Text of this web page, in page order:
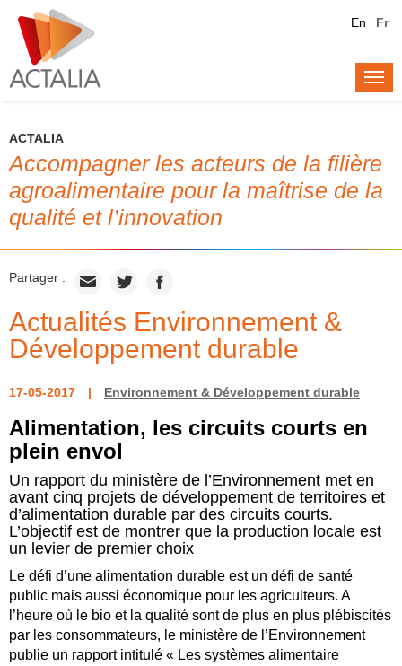
Fr
En
ACTALIA
Accompagner les acteurs de la filière
agroalimentaire pour la maîtrise de la
qualité et l’innovation
Partager :
Actualités Environnement &
Développement durable
17-05-2017 Environnement & Développement durable
​Alimentation, les circuits courts en
plein envol
Un rapport du ministère de l’Environnement met en
avant cinq projets de développement de territoires et
d’alimentation durable par des circuits courts.
L’objectif est de montrer que la production locale est
un levier de premier choix
Le défi d’une alimentation durable est un défi de santé
public mais aussi économique pour les agriculteurs. A
l’heure où le bio et la qualité sont de plus en plus plébiscités
par les consommateurs, le ministère de l’Environnement
publie un rapport intitulé « Les systèmes alimentaire